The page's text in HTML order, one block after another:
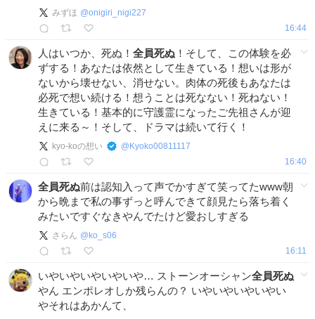
みずほ @onigiri_nigi227
16:44
人はいつか、死ぬ！ 全員死ぬ ！そして、この体験を必
ずする！あなたは依然として生きている！想いは形が
ないから壊せない、消せない。肉体の死後もあなたは
必死で想い続ける！想うことは死なない！死ねない！
生きている！基本的に守護霊になったご先祖さんが迎
えに来る～！そして、ドラマは続いて行く！
kyo-koの想い @ Kyoko00811117
16:40
全員死ぬ前は認知入って声でかすぎて笑ってたwww朝
から晩まで私の事ずっと呼んできて顔見たら落ち着く
みたいですぐなきやんでたけど愛おしすぎる
さらん @ ko_s06
16:11
いやいやいやいやいや… ストーンオーシャン全員死ぬ
やん エンポレオしか残らんの？ いやいやいやいやい
やそれはあかんて、